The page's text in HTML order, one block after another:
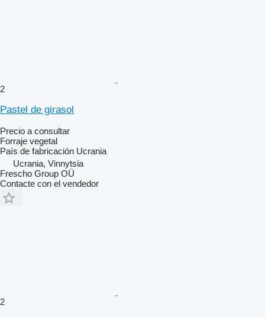
2
Pastel de girasol
Precio a consultar
Forraje vegetal
País de fabricación Ucrania
Ucrania, Vinnytsia
Frescho Group OÜ
Contacte con el vendedor
2